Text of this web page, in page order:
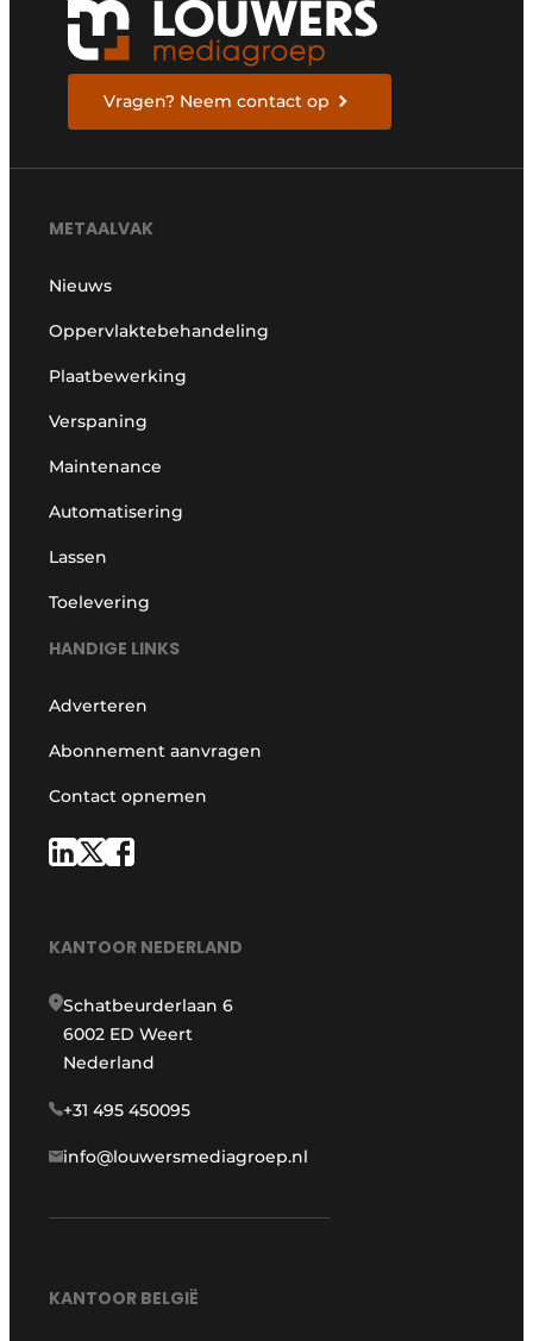
Vragen? Neem contact op
METAALVAK
Nieuws
Oppervlaktebehandeling
Plaatbewerking
Verspaning
Maintenance
Automatisering
Lassen
Toelevering
HANDIGE LINKS
Adverteren
Abonnement aanvragen
Contact opnemen
KANTOOR NEDERLAND
Schatbeurderlaan 6
6002 ED Weert
Nederland
+31 495 450095
info@louwersmediagroep.nl
KANTOOR BELGIË